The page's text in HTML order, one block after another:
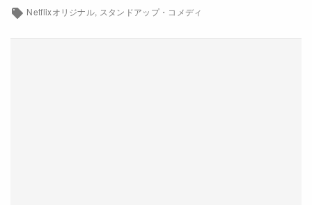
Netflixオリジナル スタンドアップ・コメディ